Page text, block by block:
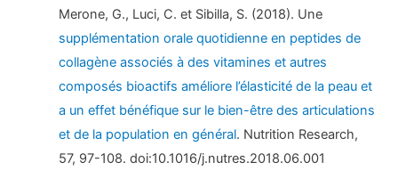
Merone, G., Luci, C. et Sibilla, S. (2018). Une
supplémentation orale quotidienne en peptides de
collagène associés à des vitamines et autres
composés bioactifs améliore l’élasticité de la peau et
a un effet bénéfique sur le bien-être des articulations
et de la population en général. Nutrition Research,
57, 97-108. doi:10.1016/j.nutres.2018.06.001